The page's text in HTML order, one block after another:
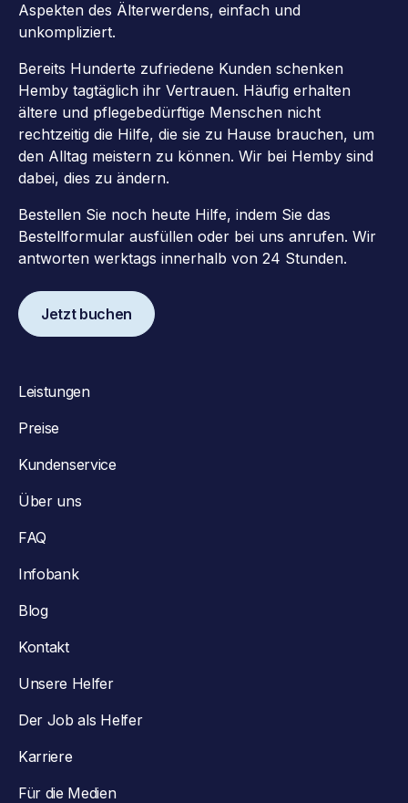
Aspekten des Älterwerdens, einfach und
unkompliziert.
Bereits Hunderte zufriedene Kunden schenken
Hemby tagtäglich ihr Vertrauen. Häufig erhalten
ältere und pflegebedürftige Menschen nicht
rechtzeitig die Hilfe, die sie zu Hause brauchen, um
den Alltag meistern zu können. Wir bei Hemby sind
dabei, dies zu ändern.
Bestellen Sie noch heute Hilfe, indem Sie das
Bestellformular ausfüllen oder bei uns anrufen. Wir
antworten werktags innerhalb von 24 Stunden.
Jetzt buchen
Leistungen
Preise
Kundenservice
Über uns
FAQ
Infobank
Blog
Kontakt
Unsere Helfer
Der Job als Helfer
Karriere
Für die Medien